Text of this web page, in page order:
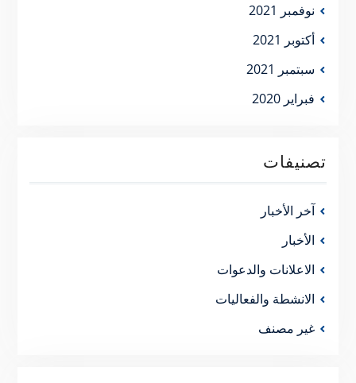
نوفمبر 2021
أكتوبر 2021
سبتمبر 2021
فبراير 2020
تصنيفات
آخر الأخبار
الأخبار
الاعلانات والدعوات
الانشطة والفعاليات
غير مصنف